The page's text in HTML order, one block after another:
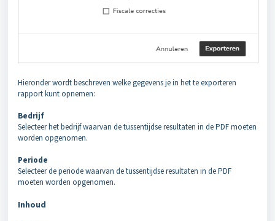
Hieronder wordt beschreven welke gegevens je in het te exporteren
rapport kunt opnemen:
Bedrijf
Selecteer het bedrijf waarvan de tussentijdse resultaten in de PDF moeten
worden opgenomen.
Periode
Selecteer de periode waarvan de tussentijdse resultaten in de PDF
moeten worden opgenomen.
Inhoud